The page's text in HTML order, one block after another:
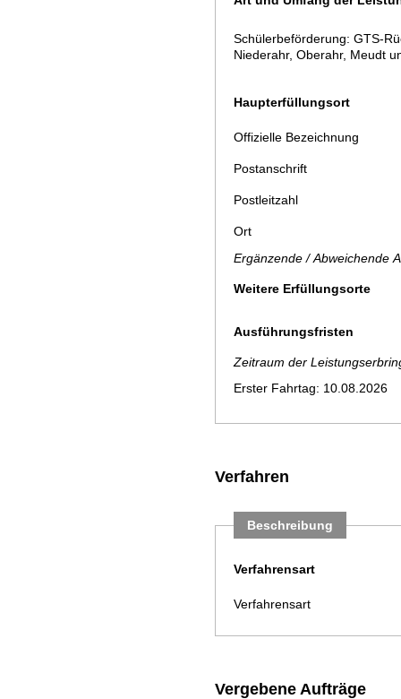
Schülerbeförderung: GTS-
Niederahr, Oberahr, Meudt
Haupterfüllungsort
Offizielle Bezeichnung
Postanschrift
Postleitzahl
Ort
Ergänzende / Abweichende
Weitere Erfüllungsorte
Ausführungsfristen
Zeitraum der
Erster Fahrtag: 10.08.2026
Verfahren
Beschreibung
Verfahrensart
Verfahrensart
Vergebene Aufträge